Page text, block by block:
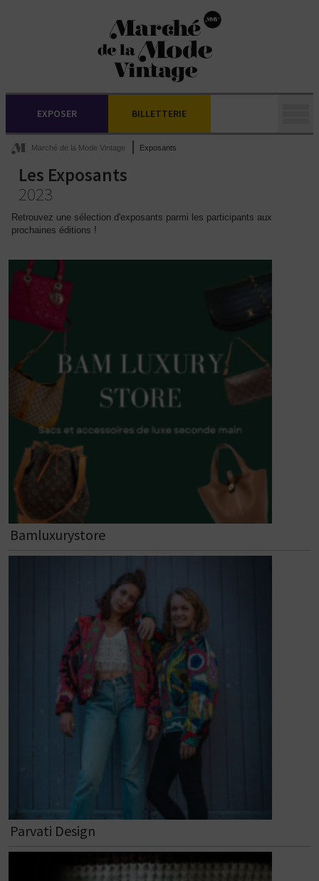
EXPOSER BILLETTERIE
Marché de la Mode Vintage Exposants
Les Exposants
2023
Retrouvez une sélection d'exposants parmi les participants aux
prochaines éditions !
Bamluxurystore
Parvati Design